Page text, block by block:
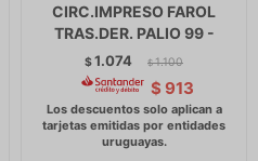
CIRC.IMPRESO FAROL
TRAS.DER. PALIO 99 -
$1.074 $ 1.100
$ 913